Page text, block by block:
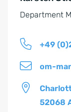
n
s
Department
+49
om-
52068